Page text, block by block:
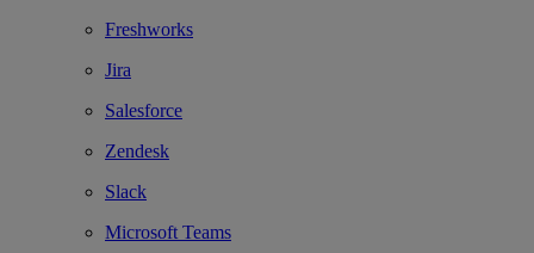
Freshworks
Jira
Salesforce
Zendesk
Slack
Microsoft Teams